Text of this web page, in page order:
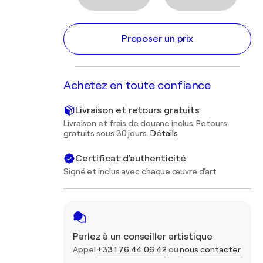
Proposer un prix
Achetez en toute confiance
Livraison et retours gratuits
Livraison et frais de douane inclus. Retours
gratuits sous 30 jours. Détails
Certificat d'authenticité
Signé et inclus avec chaque œuvre d'art
Parlez à un conseiller artistique
Appel +33 1 76 44 06 42 ounous contacter